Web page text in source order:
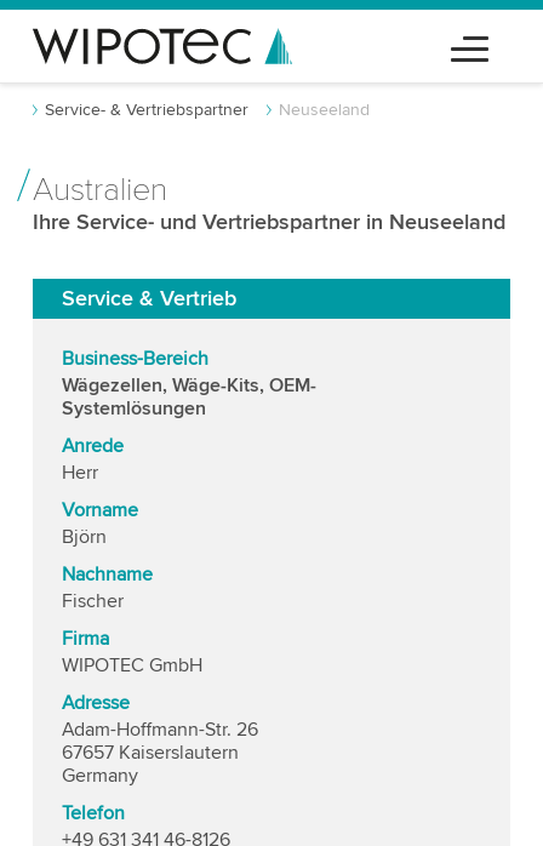
Service- & Vertriebspartner Neuseeland
Australien
Ihre Service- und Vertriebspartner in Neuseeland
Service & Vertrieb
Business-Bereich
Wägezellen, Wäge-Kits, OEM-
Systemlösungen
Anrede
Herr
Vorname
Björn
Nachname
Fischer
Firma
WIPOTEC GmbH
Adresse
Adam-Hoffmann-Str. 26
67657 Kaiserslautern
Germany
Telefon
+49 631 341 46-8126